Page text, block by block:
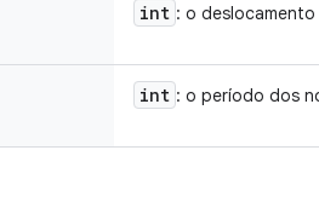
int : o
int : o período dos